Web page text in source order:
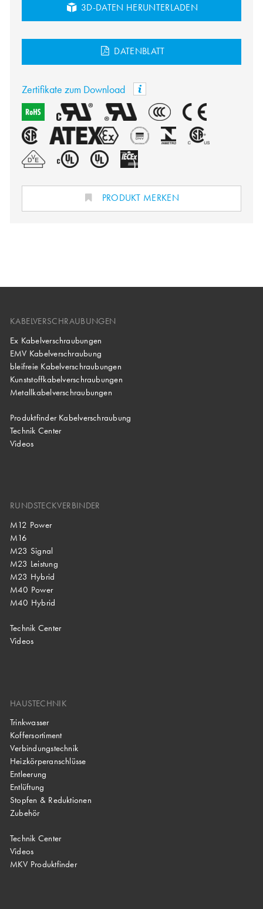
3D-DATEN HERUNTERLADEN
DATENBLATT
Zertifikate zum Download
PRODUKT MERKEN
KABELVERSCHRAUBUNGEN
Ex Kabelverschraubungen
EMV Kabelverschraubung
bleifreie Kabelverschraubungen
Kunststoffkabelverschraubungen
Metallkabelverschraubungen
Produktfinder Kabelverschraubung
Technik Center
Videos
RUNDSTECKVERBINDER
M12 Power
M16
M23 Signal
M23 Leistung
M23 Hybrid
M40 Power
M40 Hybrid
Technik Center
Videos
HAUSTECHNIK
Trinkwasser
Koffersortiment
Verbindungstechnik
Heizkörperanschlüsse
Entleerung
Entlüftung
Stopfen & Reduktionen
Zubehör
Technik Center
Videos
MKV Produktfinder